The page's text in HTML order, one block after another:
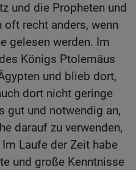
und die Propheten und
oft recht anders, wenn
gelesen werden. Im
Königs Ptolemäus
und blieb dort,
dort nicht geringe
gut und notwendig an,
darauf zu verwenden,
Laufe der Zeit habe
und große Kenntnisse